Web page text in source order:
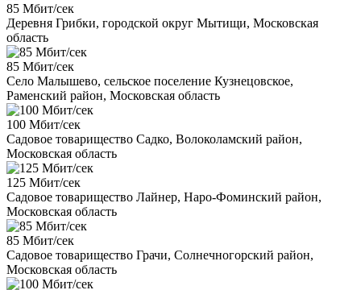
85 Мбит/сек
Деревня Грибки, городской округ Мытищи, Московская
область
85 Мбит/сек
Село Малышево, сельское поселение Кузнецовское,
Раменский район, Московская область
100 Мбит/сек
Садовое товарищество Садко, Волоколамский район,
Московская область
125 Мбит/сек
Садовое товарищество Лайнер, Наро-Фоминский район,
Московская область
85 Мбит/сек
Садовое товарищество Грачи, Солнечногорский район,
Московская область